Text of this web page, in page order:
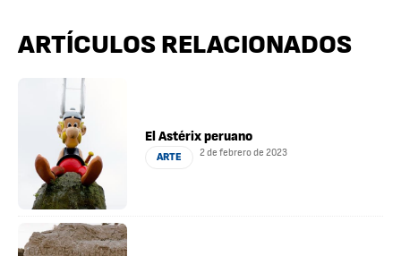
ARTÍCULOS RELACIONADOS
El Astérix peruano
ARTE 2 de febrero de 2023